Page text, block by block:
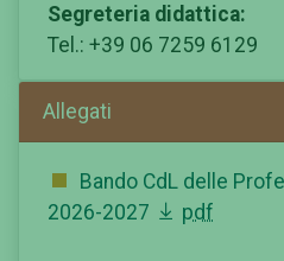
Segreteria didattica:
Tel.: +39 06 7259 6129
Allegati
Bando CdL delle
2026-2027
pdf